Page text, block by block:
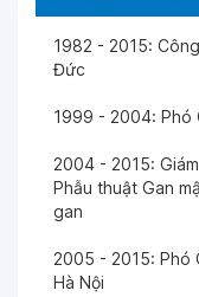
1982 - 2015:
Đức
1999 - 2004: Phó
2004 - 2015:
Phẫu thuật Gan
gan
2005 - 2015: Phó
Hà Nội